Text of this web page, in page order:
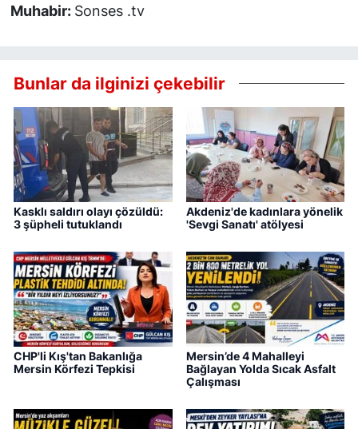
Muhabir: Sonses .tv
Bunlar da ilginizi çekebilir
Kasklı saldırı olayı çözüldü:
3 şüpheli tutuklandı
Akdeniz'de kadınlara yönelik
'Sevgi Sanatı' atölyesi
CHP'li Kış'tan Bakanlığa
Mersin Körfezi Tepkisi
Mersin’de 4 Mahalleyi
Bağlayan Yolda Sıcak Asfalt
Çalışması